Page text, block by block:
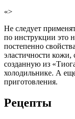
«>
Не следует
по инструкции это
постепенно
эластичности кожи,
созданную из
холодильнике. А
приготовления.
Рецепты